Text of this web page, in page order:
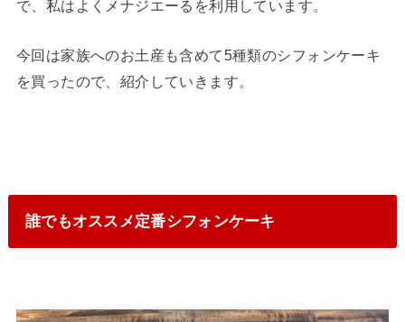
で、私はよくメナジエーるを利用しています。
今回は家族へのお土産も含めて5種類のシフォンケーキ
を買ったので、紹介していきます。
誰でもオススメ定番シフォンケーキ